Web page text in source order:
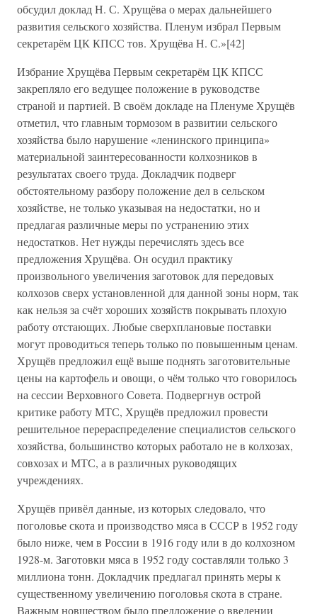
обсудил доклад Н. С. Хрущёва о мерах дальнейшего
развития сельского хозяйства. Пленум избрал Первым
секретарём ЦК КПСС тов. Хрущёва Н. С.»[42]
Избрание Хрущёва Первым секретарём ЦК КПСС
закрепляло его ведущее положение в руководстве
страной и партией. В своём докладе на Пленуме Хрущёв
отметил, что главным тормозом в развитии сельского
хозяйства было нарушение «ленинского принципа»
материальной заинтересованности колхозников в
результатах своего труда. Докладчик подверг
обстоятельному разбору положение дел в сельском
хозяйстве, не только указывая на недостатки, но и
предлагая различные меры по устранению этих
недостатков. Нет нужды перечислять здесь все
предложения Хрущёва. Он осудил практику
произвольного увеличения заготовок для передовых
колхозов сверх установленной для данной зоны норм, так
как нельзя за счёт хороших хозяйств покрывать плохую
работу отстающих. Любые сверхплановые поставки
могут проводиться теперь только по повышенным ценам.
Хрущёв предложил ещё выше поднять заготовительные
цены на картофель и овощи, о чём только что говорилось
на сессии Верховного Совета. Подвергнув острой
критике работу МТС, Хрущёв предложил провести
решительное перераспределение специалистов сельского
хозяйства, большинство которых работало не в колхозах,
совхозах и МТС, а в различных руководящих
учреждениях.
Хрущёв привёл данные, из которых следовало, что
поголовье скота и производство мяса в СССР в 1952 году
было ниже, чем в России в 1916 году или в до колхозном
1928-м. Заготовки мяса в 1952 году составляли только 3
миллиона тонн. Докладчик предлагал принять меры к
существенному увеличению поголовья скота в стране.
Важным новшеством было предложение о введении